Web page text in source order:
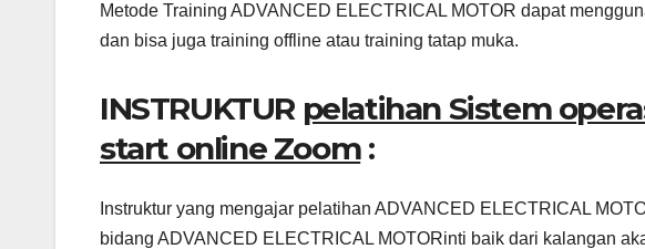
Metode Training ADVANCED ELECTRICAL MOTOR dapat
dan bisa juga training offline atau training tatap muka.
INSTRUKTUR pelatihan Sistem
start online Zoom:
Instruktur yang mengajar pelatihan ADVANCED ELECTRICAL
bidang ADVANCED ELECTRICAL MOTORinti baik dari kalangan